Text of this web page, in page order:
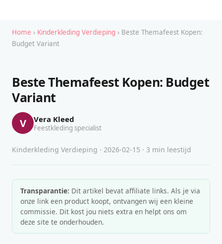
Home › Kinderkleding Verdieping › Beste Themafeest Kopen:
Budget Variant
Beste Themafeest Kopen: Budget
Variant
V Vera Kleed
Feestkleding specialist
Kinderkleding Verdieping · 2026-02-15 · 3 min leestijd
Transparantie: Dit artikel bevat affiliate links. Als je via
onze link een product koopt, ontvangen wij een kleine
commissie. Dit kost jou niets extra en helpt ons om
deze site te onderhouden.